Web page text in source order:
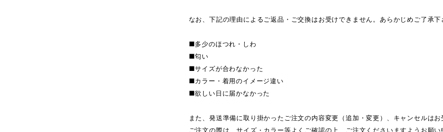
なお、下記の理由によるご返品・ご交換はお受けできません。あらかじめご了承下
■多少のほつれ・しわ
■匂い
■サイズが合わなかった
■カラー・着用のイメージ違い
■欲しい日に届かなかった
また、発送準備に取り掛かったご注文の内容変更（追加・変更）、キャンセルはお
ご注文の際は、サイズ・カラー等よくご確認の上、ご注文くださいますようお願い